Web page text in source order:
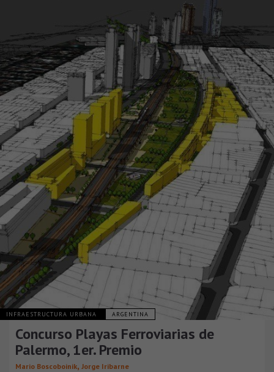
INFRAESTRUCTURA URBANA ARGENTINA
Concurso Playas Ferroviarias de
Palermo, 1er. Premio
Mario Boscoboinik, Jorge Iribarne